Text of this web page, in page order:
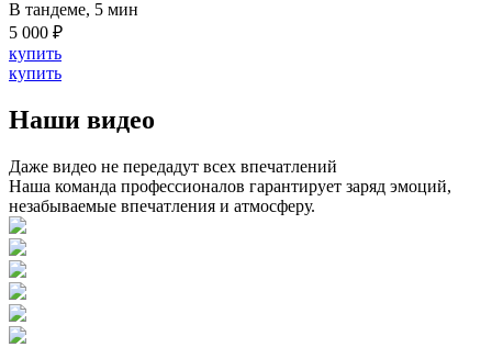
В тандеме, 5 мин
5 000 ₽
купить
купить
Наши видео
Даже видео не передадут всех впечатлений
Наша команда профессионалов гарантирует заряд эмоций,
незабываемые впечатления и атмосферу.